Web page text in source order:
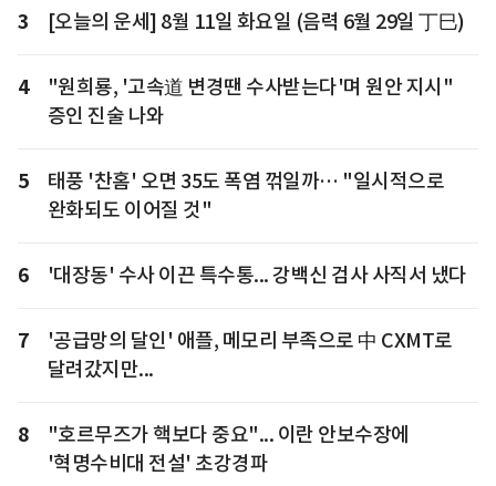
3 [오늘의 운세] 8월 11일 화요일 (음력 6월 29일 丁巳)
4
"원희룡, '고속道 변경땐 수사받는다'며 원안 지시"
증인 진술 나와
5
태풍 '찬홈' 오면 35도 폭염 꺾일까… "일시적으로
완화되도 이어질 것"
6 '대장동' 수사 이끈 특수통... 강백신 검사 사직서 냈다
7
'공급망의 달인' 애플, 메모리 부족으로 中 CXMT로
달려갔지만...
8
"호르무즈가 핵보다 중요"... 이란 안보수장에
'혁명수비대 전설' 초강경파